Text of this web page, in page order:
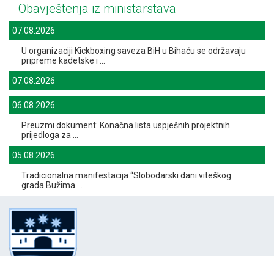
Obavještenja iz ministarstava
07.08.2026
U organizaciji Kickboxing saveza BiH u Bihaću se održavaju
pripreme kadetske i ...
07.08.2026
06.08.2026
Preuzmi dokument: Konačna lista uspješnih projektnih
prijedloga za ...
05.08.2026
Tradicionalna manifestacija “Slobodarski dani viteškog
grada Bužima ...